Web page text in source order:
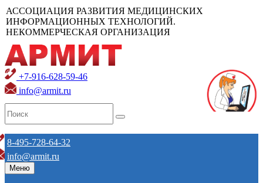
АССОЦИАЦИЯ РАЗВИТИЯ МЕДИЦИНСКИХ
ИНФОРМАЦИОННЫХ ТЕХНОЛОГИЙ.
НЕКОММЕРЧЕСКАЯ ОРГАНИЗАЦИЯ
+7-916-628-59-46
info@armit.ru
8-495-728-64-32
info@armit.ru
Меню